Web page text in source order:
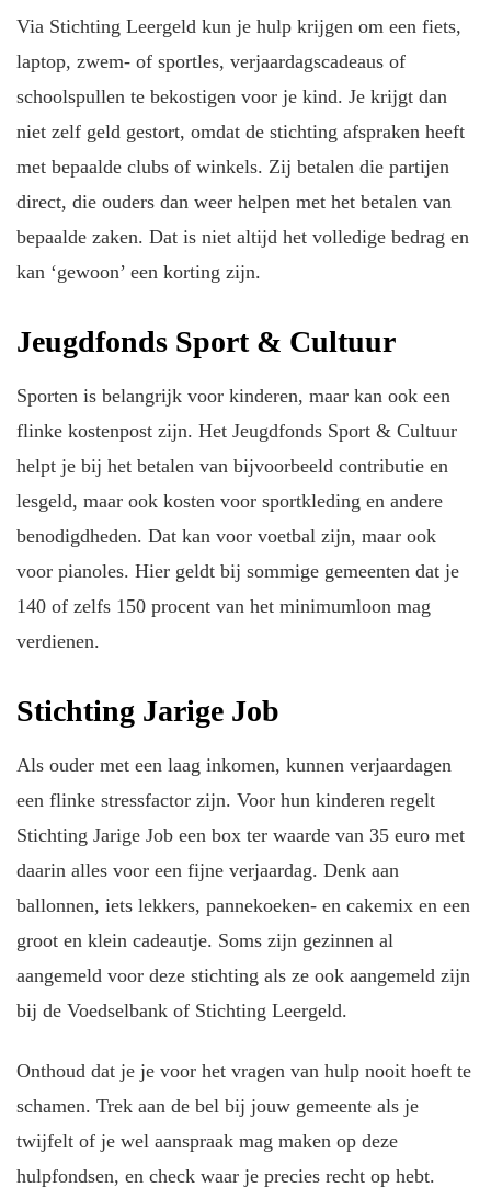
Via Stichting Leergeld kun je hulp krijgen om een fiets,
laptop, zwem- of sportles, verjaardagscadeaus of
schoolspullen te bekostigen voor je kind. Je krijgt dan
niet zelf geld gestort, omdat de stichting afspraken heeft
met bepaalde clubs of winkels. Zij betalen die partijen
direct, die ouders dan weer helpen met het betalen van
bepaalde zaken. Dat is niet altijd het volledige bedrag en
kan ‘gewoon’ een korting zijn.
Jeugdfonds Sport & Cultuur
Sporten is belangrijk voor kinderen, maar kan ook een
flinke kostenpost zijn. Het Jeugdfonds Sport & Cultuur
helpt je bij het betalen van bijvoorbeeld contributie en
lesgeld, maar ook kosten voor sportkleding en andere
benodigdheden. Dat kan voor voetbal zijn, maar ook
voor pianoles. Hier geldt bij sommige gemeenten dat je
140 of zelfs 150 procent van het minimumloon mag
verdienen.
Stichting Jarige Job
Als ouder met een laag inkomen, kunnen verjaardagen
een flinke stressfactor zijn. Voor hun kinderen regelt
Stichting Jarige Job een box ter waarde van 35 euro met
daarin alles voor een fijne verjaardag. Denk aan
ballonnen, iets lekkers, pannekoeken- en cakemix en een
groot en klein cadeautje. Soms zijn gezinnen al
aangemeld voor deze stichting als ze ook aangemeld zijn
bij de Voedselbank of Stichting Leergeld.
Onthoud dat je je voor het vragen van hulp nooit hoeft te
schamen. Trek aan de bel bij jouw gemeente als je
twijfelt of je wel aanspraak mag maken op deze
hulpfondsen, en check waar je precies recht op hebt.